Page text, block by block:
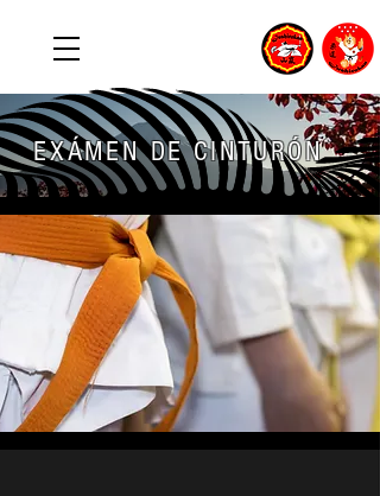
EXÁMEN DE CINTURÓN